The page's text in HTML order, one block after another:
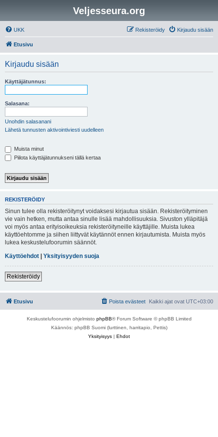
Veljesseura.org
UKK Kirjaudu sisään
Rekisteröidy
Etusivu
Kirjaudu sisään
Käyttäjätunnus:
Salasana:
Unohdin salasanani
Lähetä tunnusten aktivointiviesti uudelleen
Muista minut
Piilota käyttäjätunnukseni tällä kertaa
REKISTERÖIDY
Sinun tulee olla rekisteröitynyt voidaksesi kirjautua sisään. Rekisteröityminen
vie vain hetken, mutta antaa sinulle lisää mahdollisuuksia. Sivuston ylläpitäjä
voi myös antaa erityisoikeuksia rekisteröityneille käyttäjille. Muista lukea
käyttöehtomme ja siihen liittyvät käytännöt ennen kirjautumista. Muista myös
lukea keskustelufoorumin säännöt.
Käyttöehdot | Yksityisyyden suoja
Rekisteröidy
Etusivu Kaikki ajat ovat UTC+03:00
Poista evästeet
Keskustelufoorumin ohjelmisto phpBB® Forum Software © phpBB Limited
Käännös: phpBB Suomi (lurttinen, harritapio, Pettis)
Yksityisyys | Ehdot